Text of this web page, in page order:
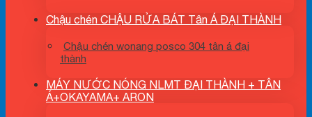
Chậu chén CHẬU RỬA BÁT Tân Á ĐẠI THÀNH
Chậu chén wonang posco 304 tân á đại
thành
MÁY NƯỚC NÓNG NLMT ĐẠI THÀNH + TÂN
Á+OKAYAMA+ ARON